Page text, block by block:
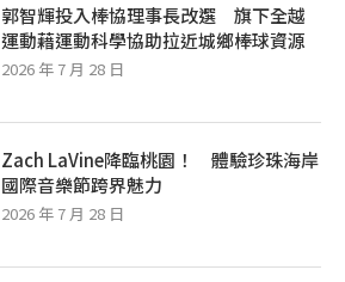
郭智輝投入棒協理事長改選 旗下全越
運動藉運動科學協助拉近城鄉棒球資源
2026 年 7 月 28 日
Zach LaVine降臨桃園！ 體驗珍珠海岸
國際音樂節跨界魅力
2026 年 7 月 28 日